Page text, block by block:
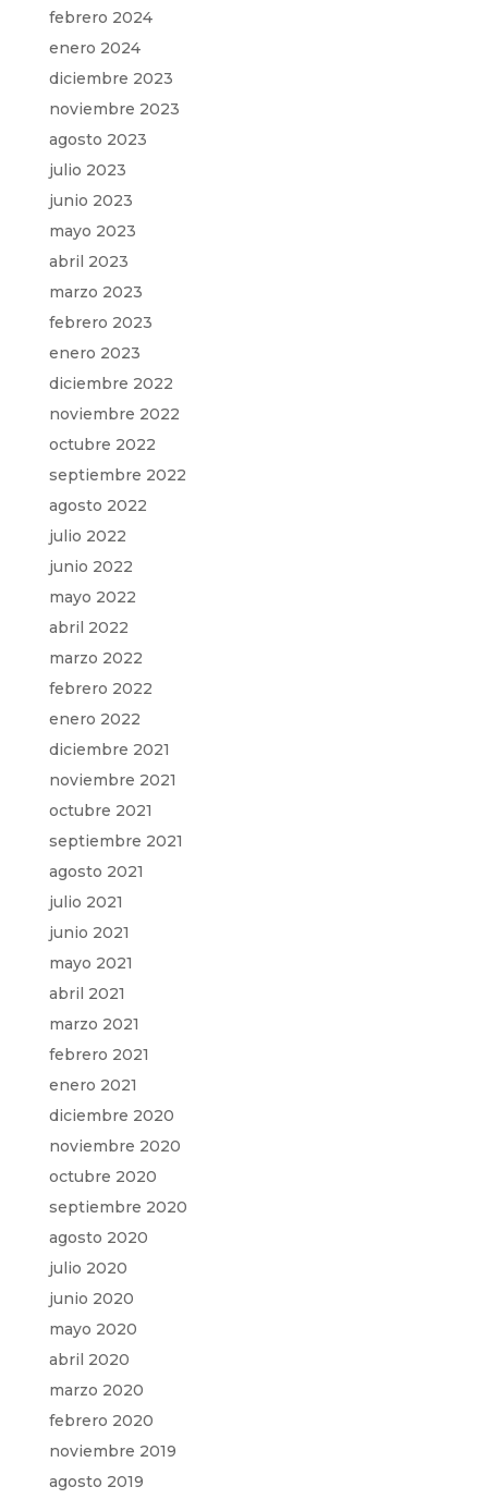
febrero 2024
enero 2024
diciembre 2023
noviembre 2023
agosto 2023
julio 2023
junio 2023
mayo 2023
abril 2023
marzo 2023
febrero 2023
enero 2023
diciembre 2022
noviembre 2022
octubre 2022
septiembre 2022
agosto 2022
julio 2022
junio 2022
mayo 2022
abril 2022
marzo 2022
febrero 2022
enero 2022
diciembre 2021
noviembre 2021
octubre 2021
septiembre 2021
agosto 2021
julio 2021
junio 2021
mayo 2021
abril 2021
marzo 2021
febrero 2021
enero 2021
diciembre 2020
noviembre 2020
octubre 2020
septiembre 2020
agosto 2020
julio 2020
junio 2020
mayo 2020
abril 2020
marzo 2020
febrero 2020
noviembre 2019
agosto 2019